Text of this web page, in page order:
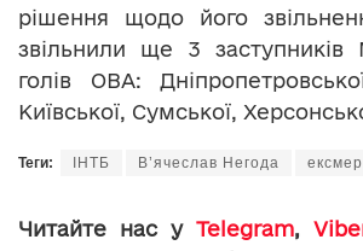
рішення щодо його
звільнили ще 3 заступників
голів ОВА:
Київської, Сумської,
Теги: ІНТБ В’ячеслав Негода ексмер
Читайте нас у Telegram,